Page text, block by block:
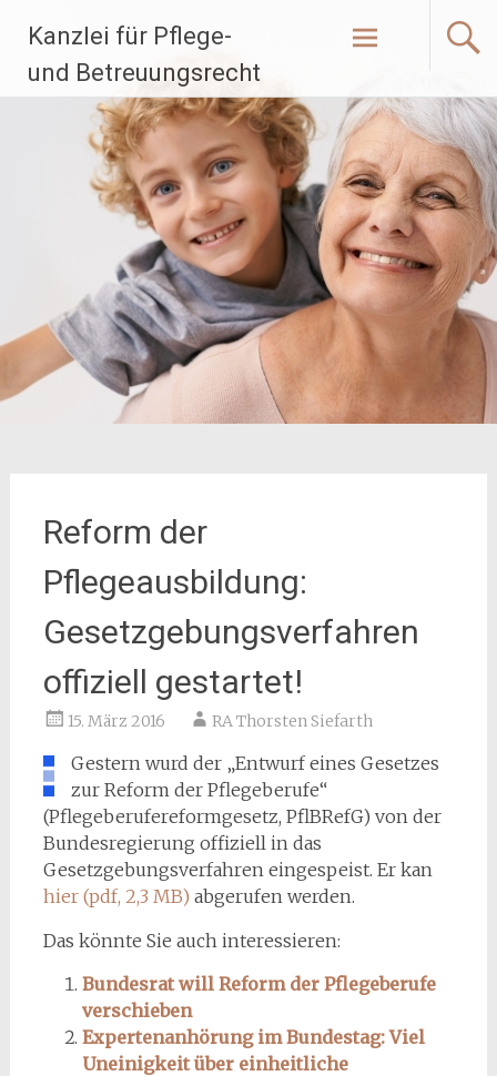
Inhalt
springen
Kanzlei für Pflege-
und Betreuungsrecht
Reform der
Pflegeausbildung:
Gesetzgebungsverfahren
offiziell gestartet!
15. März 2016 RA Thorsten Siefarth
Gestern wurd der „Entwurf eines Gesetzes
zur Reform der Pflegeberufe“
(Pflegeberufereformgesetz, PflBRefG) von der
Bundesregierung offiziell in das
Gesetzgebungsverfahren eingespeist. Er kan
hier (pdf, 2,3 MB) abgerufen werden.
Das könnte Sie auch interessieren:
Bundesrat will Reform der Pflegeberufe
verschieben
Expertenanhörung im Bundestag: Viel
Uneinigkeit über einheitliche